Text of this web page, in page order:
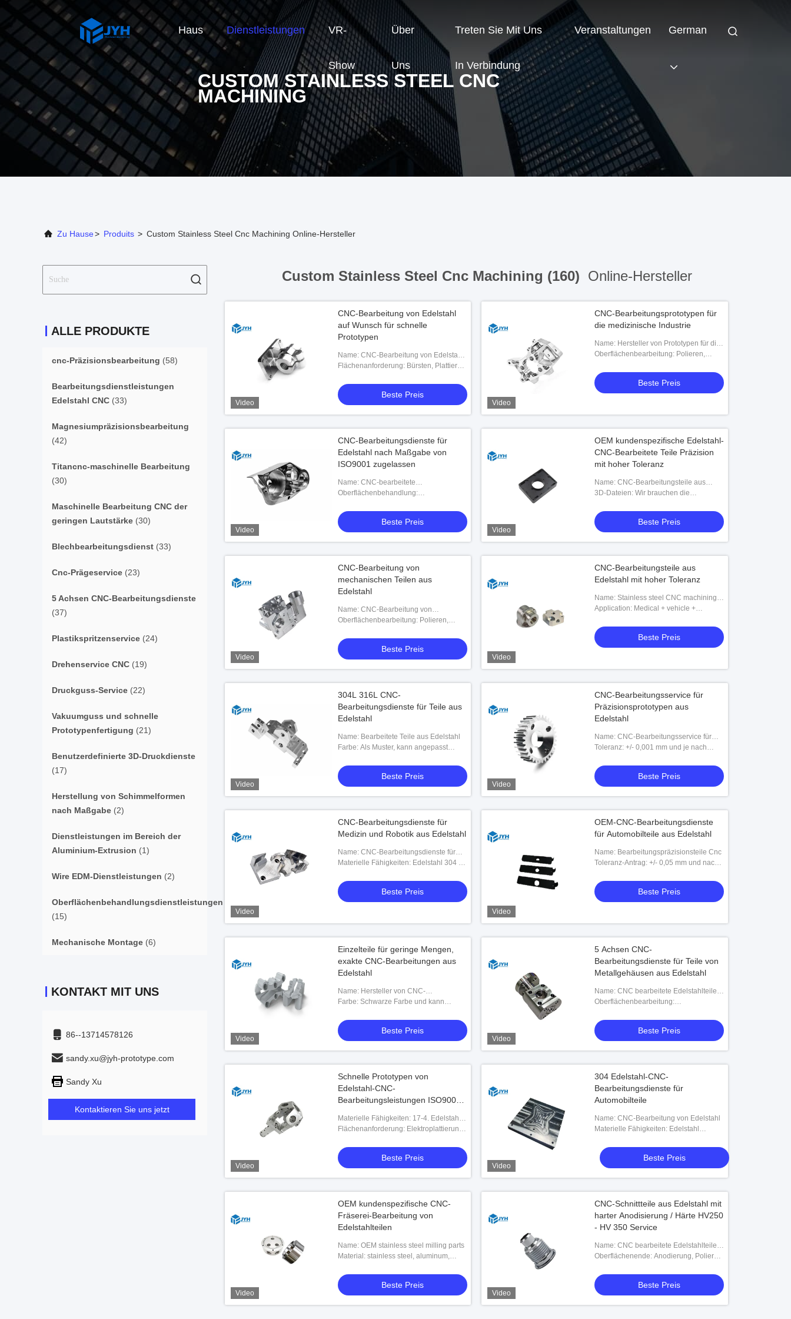
Haus Dienstleistungen VR-
Show
Über
Uns
Treten Sie Mit Uns
In Verbindung
Veranstaltungen German
CUSTOM STAINLESS STEEL CNC
MACHINING
Zu Hause> Produits > Custom Stainless Steel Cnc Machining Online-Hersteller
ALLE PRODUKTE
cnc-Präzisionsbearbeitung (58)
Bearbeitungsdienstleistungen
Edelstahl CNC (33)
Magnesiumpräzisionsbearbeitung
(42)
Titancnc-maschinelle Bearbeitung
(30)
Maschinelle Bearbeitung CNC der
geringen Lautstärke (30)
Blechbearbeitungsdienst (33)
Cnc-Prägeservice (23)
5 Achsen CNC-Bearbeitungsdienste
(37)
Plastikspritzenservice (24)
Drehenservice CNC (19)
Druckguss-Service (22)
Vakuumguss und schnelle
Prototypenfertigung (21)
Benutzerdefinierte 3D-Druckdienste
(17)
Herstellung von Schimmelformen
nach Maßgabe (2)
Dienstleistungen im Bereich der
Aluminium-Extrusion (1)
Wire EDM-Dienstleistungen (2)
Oberflächenbehandlungsdienstleistungen
(15)
Mechanische Montage (6)
KONTAKT MIT UNS
86--13714578126
sandy.xu@jyh-prototype.com
Sandy Xu
Kontaktieren Sie uns jetzt
Custom Stainless Steel Cnc Machining (160) Online-Hersteller
Video
CNC-Bearbeitung von Edelstahl
auf Wunsch für schnelle
Prototypen
Name: CNC-Bearbeitung von Edelstahl
auf Wunsch für schnelle Prototypen
Flächenanforderung: Bürsten, Plattieren,
Zeichnung
Beste Preis
Video
CNC-Bearbeitungsprototypen für
die medizinische Industrie
Name: Hersteller von Prototypen für die
CNC-Bearbeitung
Oberflächenbearbeitung: Polieren,
Beste Preis
Video
CNC-Bearbeitungsdienste für
Edelstahl nach Maßgabe von
ISO9001 zugelassen
Name: CNC-bearbeitete
Edelstahlproben
Oberflächenbehandlung:
Schwarzbeschichtung, Anodisierung,
Sandstrahlen, Polieren und so w
Beste Preis
Video
OEM kundenspezifische Edelstahl-
CNC-Bearbeitete Teile Präzision
mit hoher Toleranz
Name: CNC-Bearbeitungsteile aus
Edelstahl
3D-Dateien: Wir brauchen die
Beste Preis
Video
CNC-Bearbeitung von
mechanischen Teilen aus
Edelstahl
Name: CNC-Bearbeitung von
mechanischen Teilen aus Edelstahl
Oberflächenbearbeitung: Polieren,
Beste Preis
Video
CNC-Bearbeitungsteile aus
Edelstahl mit hoher Toleranz
Name: Stainless steel CNC machining
parts
Application: Medical + vehicle +
Beste Preis
Video
304L 316L CNC-
Bearbeitungsdienste für Teile aus
Edelstahl
Name: Bearbeitete Teile aus Edelstahl
Farbe: Als Muster, kann angepasst
Beste Preis
Video
CNC-Bearbeitungsservice für
Präzisionsprototypen aus
Edelstahl
Name: CNC-Bearbeitungsservice für
Präzisionsprototypen aus Edelstahl
Toleranz: +/- 0,001 mm und je nach
Beste Preis
Video
CNC-Bearbeitungsdienste für
Medizin und Robotik aus Edelstahl
Name: CNC-Bearbeitungsdienste für
Medizin und Robotik aus Edelstahl
Materielle Fähigkeiten: Edelstahl 304 L /
SS usw.
Beste Preis
Video
OEM-CNC-Bearbeitungsdienste
für Automobilteile aus Edelstahl
Name: Bearbeitungspräzisionsteile Cnc
Toleranz-Antrag: +/- 0,05 mm und nach
Beste Preis
Video
Einzelteile für geringe Mengen,
exakte CNC-Bearbeitungen aus
Edelstahl
Name: Hersteller von CNC-
Bearbeitungen aus Edelstahl
Farbe: Schwarze Farbe und kann
Beste Preis
Video
5 Achsen CNC-
Bearbeitungsdienste für Teile von
Metallgehäusen aus Edelstahl
Name: CNC bearbeitete Edelstahlteile
maschinell
Oberflächenbearbeitung:
Schwarzbeschichtung, Anodisierung,
Sandstrahlen, Polieren und so w
Beste Preis
Video
Schnelle Prototypen von
Edelstahl-CNC-
Bearbeitungsleistungen ISO9001
Materielle Fähigkeiten: 17-4. Edelstahl
304 / Edelstahl 316 / P20
Flächenanforderung: Elektroplattierung,
Anodisierung, Sandstrahlen, Polieren
und so w
Beste Preis
Video
304 Edelstahl-CNC-
Bearbeitungsdienste für
Automobilteile
Name: CNC-Bearbeitung von Edelstahl
Materielle Fähigkeiten: Edelstahl
Stahl usw.
Beste Preis
Video
OEM kundenspezifische CNC-
Fräserei-Bearbeitung von
Edelstahlteilen
Name: OEM stainless steel milling parts
Material: stainless steel, aluminum,
Beste Preis
Video
CNC-Schnittteile aus Edelstahl mit
harter Anodisierung / Härte HV250
- HV 350 Service
Name: CNC bearbeitete Edelstahlteile
maschinell
Oberflächenende: Anodierung, Polieren,
Pulverbeschichtung
Beste Preis